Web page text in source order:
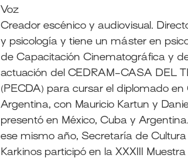
Voz
Creador escénico y audiovisual.
y psicología y tiene un máster en
de Capacitación Cinematográfica y
actuación del CEDRAM-CASA DEL
(PECDA) para cursar el diplomado
Argentina, con Mauricio Kartun y
presentó en México, Cuba y
ese mismo año, Secretaría de
Karkinos participó en la XXXIII